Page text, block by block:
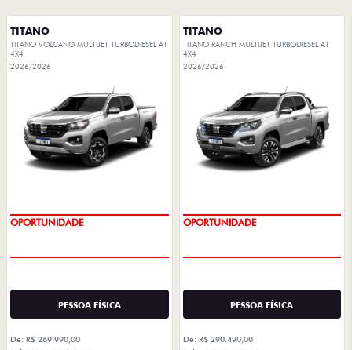
OPORTUNIDADE
PESSOA FÍSICA
De: R$ 269.990,00
R$ 212.980,00
OPORTUNIDADE
PESSOA FÍSICA
De: R$ 290.490,00
R$ 221.990,00
VEJA TODAS